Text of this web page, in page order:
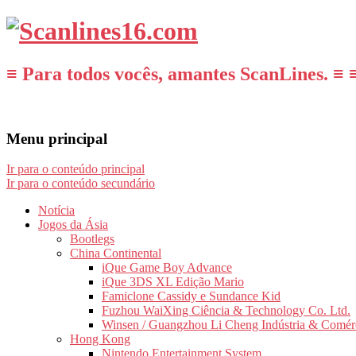
≡ Para todos vocês, amantes ScanLines. ≡
Menu principal
Ir para o conteúdo principal
Ir para o conteúdo secundário
Notícia
Jogos da Ásia
Bootlegs
China Continental
iQue Game Boy Advance
iQue 3DS XL Edição Mario
Famiclone Cassidy e Sundance Kid
Fuzhou WaiXing Ciência & Technology Co. Ltd.
Winsen / Guangzhou Li Cheng Indústria &
Hong Kong